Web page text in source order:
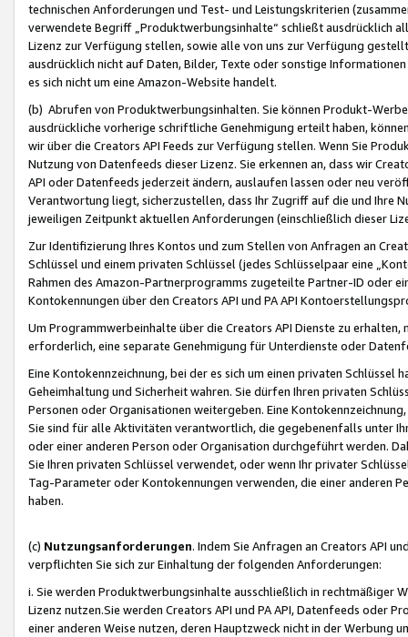
technischen Anforderungen und Test- und Leistungskriterien
verwendete Begriff „Produktwerbungsinhalte“ schließt ausdrücklich
Lizenz zur Verfügung stellen, sowie alle von uns zur Verfügung
ausdrücklich nicht auf Daten, Bilder, Texte oder sonstige
es sich nicht um eine Amazon-Website handelt.
(b) Abrufen von Produktwerbungsinhalten. Sie können Produkt-
ausdrückliche vorherige schriftliche Genehmigung erteilt haben,
wir über die Creators API Feeds zur Verfügung stellen. Wenn Sie
Nutzung von Datenfeeds dieser Lizenz. Sie erkennen an, dass wir
API oder Datenfeeds jederzeit ändern, auslaufen lassen oder neu
Verantwortung liegt, sicherzustellen, dass Ihr Zugriff auf die und Ihre
jeweiligen Zeitpunkt aktuellen Anforderungen (einschließlich dieser
Zur Identifizierung Ihres Kontos und zum Stellen von Anfragen an
Schlüssel und einem privaten Schlüssel (jedes Schlüsselpaar eine
Rahmen des Amazon-Partnerprogramms zugeteilte Partner-ID oder
Kontokennungen über den Creators API und PA API
Um Programmwerbeinhalte über die Creators API Dienste zu
erforderlich, eine separate Genehmigung für Unterdienste oder
Eine Kontokennzeichnung, bei der es sich um einen privaten
Geheimhaltung und Sicherheit wahren. Sie dürfen Ihren privaten
Personen oder Organisationen weitergeben. Eine
Sie sind für alle Aktivitäten verantwortlich, die gegebenenfalls unter
oder einer anderen Person oder Organisation durchgeführt werden.
Sie Ihren privaten Schlüssel verwendet, oder wenn Ihr privater
Tag-Parameter oder Kontokennungen verwenden, die einer anderen
haben.
(c) Nutzungsanforderungen. Indem Sie Anfragen an Creators API
verpflichten Sie sich zur Einhaltung der folgenden Anforderungen:
i. Sie werden Produktwerbungsinhalte ausschließlich in rechtmäßiger
Lizenz nutzen.Sie werden Creators API und PA API, Datenfeeds oder
einer anderen Weise nutzen, deren Hauptzweck nicht in der Werbung